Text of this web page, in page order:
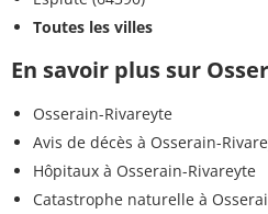
Toutes les villes
En savoir plus sur
Osserain-Rivareyte
Avis de décès à Osserain-
Hôpitaux à Osserain-Rivareyte
Catastrophe naturelle à